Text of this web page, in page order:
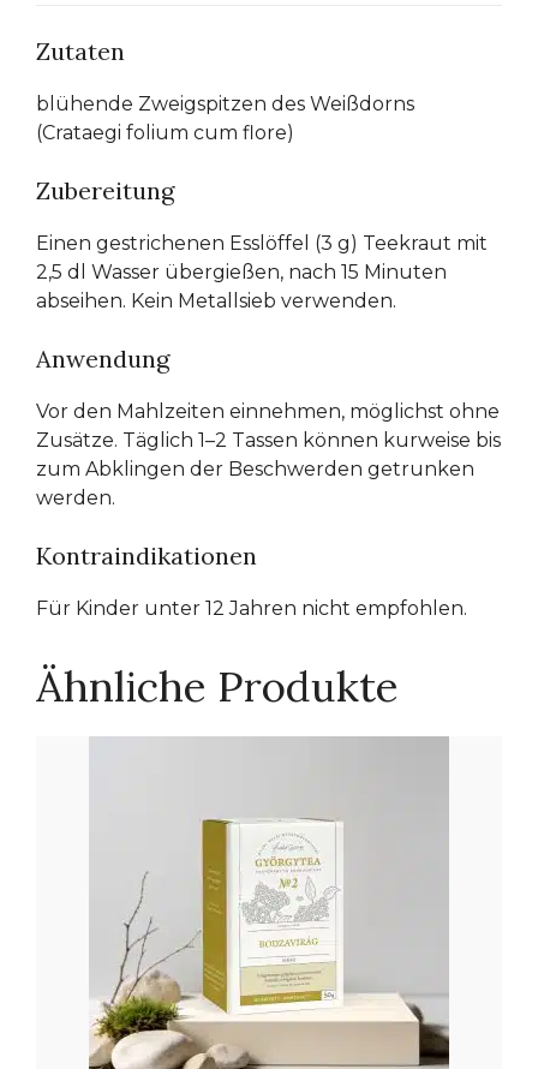
Zutaten
blühende Zweigspitzen des Weißdorns
(Crataegi folium cum flore)
Zubereitung
Einen gestrichenen Esslöffel (3 g) Teekraut mit
2,5 dl Wasser übergießen, nach 15 Minuten
abseihen. Kein Metallsieb verwenden.
Anwendung
Vor den Mahlzeiten einnehmen, möglichst ohne
Zusätze. Täglich 1–2 Tassen können kurweise bis
zum Abklingen der Beschwerden getrunken
werden.
Kontraindikationen
Für Kinder unter 12 Jahren nicht empfohlen.
Ähnliche Produkte